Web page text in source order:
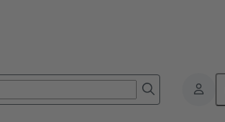
主機板到子插件板連接